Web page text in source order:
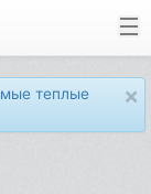
×
теплые